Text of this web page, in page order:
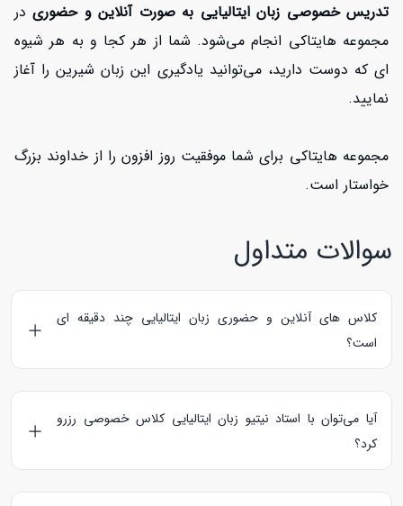
تدریس خصوصی زبان ایتالیایی به صورت آنلاین و حضوریدر
مجموعه هایتاکی انجام می‌شود. شما از هر کجا و به هر شیوه
ای که دوست دارید، می‌توانید یادگیری این زبان شیرین را آغاز
نمایید.
مجموعه هایتاکی برای شما موفقیت روز افزون را از خداوند بزرگ
خواستار است.
سوالات متداول
کلاس های آنلاین و حضوری زبان ایتالیایی چند دقیقه ای
است؟
کلاس های آنلاین زبان ایتالیایی 60 دقیقه و کلاس های حضوری
90 دقیقه می‌باشند.
آیا می‌توان با استاد نیتیو زبان ایتالیایی کلاس خصوصی رزرو
کرد؟
استادهای نیتیو زبان ایتالیایی، کلمه Native را در پروفایل خود درج